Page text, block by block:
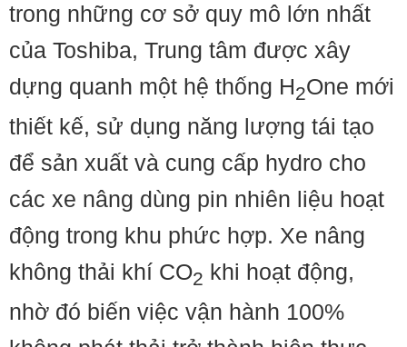
trong những cơ sở quy mô lớn nhất
của Toshiba, Trung tâm được xây
dựng quanh một hệ thống H2One mới
thiết kế, sử dụng năng lượng tái tạo
để sản xuất và cung cấp hydro cho
các xe nâng dùng pin nhiên liệu hoạt
động trong khu phức hợp. Xe nâng
không thải khí CO2 khi hoạt động,
nhờ đó biến việc vận hành 100%